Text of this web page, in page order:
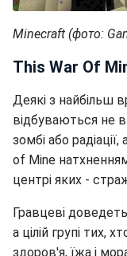
Minecraft (фото:
This War Of
Деякі з найбільш
відбуваються не в
зомбі або
of Mine
центрі яких -
Гравцеві
а цілій групі тих,
здоров'я, їжа і